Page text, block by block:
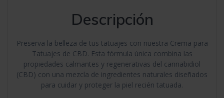
Descripción
Preserva la belleza de tus tatuajes con nuestra Crema para
Tatuajes de CBD. Esta fórmula única combina las
propiedades calmantes y regenerativas del cannabidiol
(CBD) con una mezcla de ingredientes naturales diseñados
para cuidar y proteger la piel recién tatuada.